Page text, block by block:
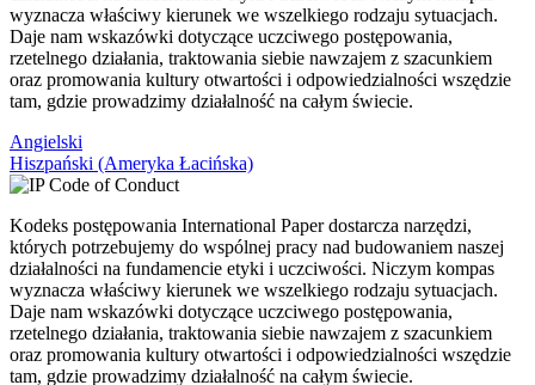
wyznacza właściwy kierunek we wszelkiego rodzaju sytuacjach.
Daje nam wskazówki dotyczące uczciwego postępowania,
rzetelnego działania, traktowania siebie nawzajem z szacunkiem
oraz promowania kultury otwartości i odpowiedzialności wszędzie
tam, gdzie prowadzimy działalność na całym świecie.
Angielski
Hiszpański (Ameryka Łacińska)
Kodeks postępowania International Paper dostarcza narzędzi,
których potrzebujemy do wspólnej pracy nad budowaniem naszej
działalności na fundamencie etyki i uczciwości. Niczym kompas
wyznacza właściwy kierunek we wszelkiego rodzaju sytuacjach.
Daje nam wskazówki dotyczące uczciwego postępowania,
rzetelnego działania, traktowania siebie nawzajem z szacunkiem
oraz promowania kultury otwartości i odpowiedzialności wszędzie
tam, gdzie prowadzimy działalność na całym świecie.